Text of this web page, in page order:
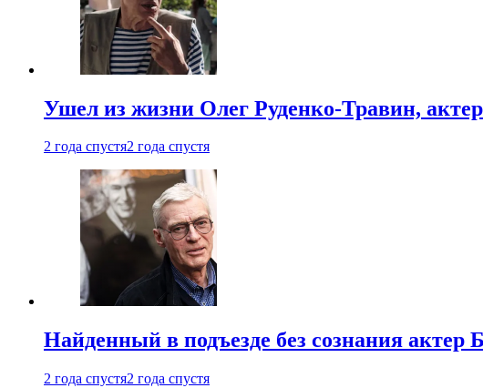
Ушел из жизни Олег Руденко-Травин,
2 года спустя2 года спустя
Найденный в подъезде без сознания
2 года спустя2 года спустя